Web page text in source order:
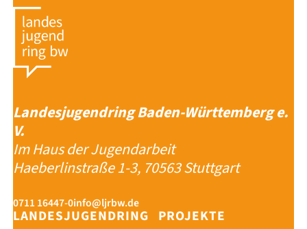
Landesjugendring Baden-Württemberg e.
V.
Im Haus der Jugendarbeit
Haeberlinstraße 1-3, 70563 Stuttgart
0711 16447-0info@ljrbw.de
LANDESJUGENDRING PROJEKTE